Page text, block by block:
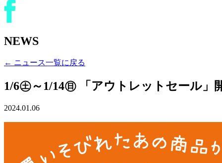
NEWS
← ニュース一覧に戻る
1/6㊏～1/14㊐ 「アウトレットセール」
2024.01.06